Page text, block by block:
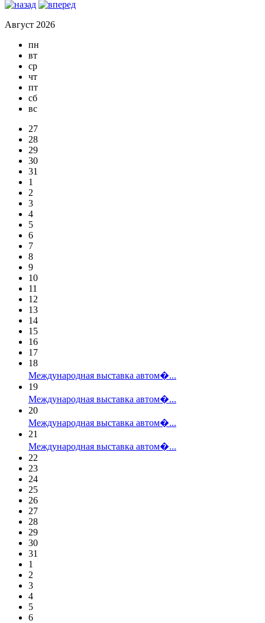
Август 2026
пн
вт
ср
чт
пт
сб
вс
27
28
29
30
31
1
2
3
4
5
6
7
8
9
10
11
12
13
14
15
16
17
18
Международная выставка автом�...
19
Международная выставка автом�...
20
Международная выставка автом�...
21
Международная выставка автом�...
22
23
24
25
26
27
28
29
30
31
1
2
3
4
5
6